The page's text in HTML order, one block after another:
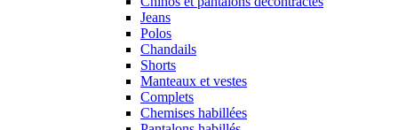
Jeans
Polos
Chandails
Shorts
Manteaux et vestes
Complets
Chemises habillées